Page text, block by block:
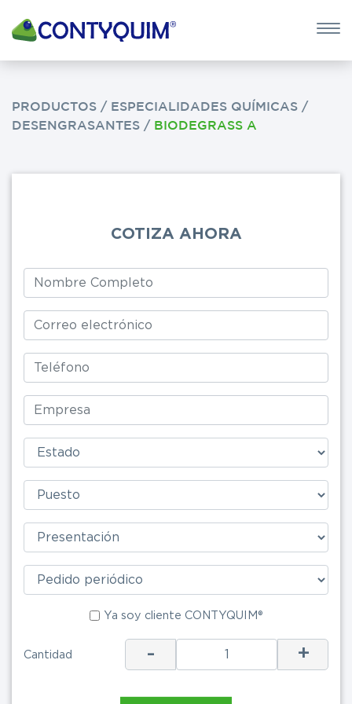
×
POTASA
Ya soy
PRODUCTOS / ESPECIALIDADES QUÍMICAS /
DESENGRASANTES / BIODEGRASS A
COTIZA AHORA
Ya soy cliente CONTYQUIM®
Cantidad - +